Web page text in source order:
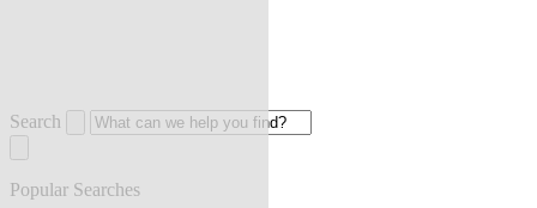
Search
Popular Searches